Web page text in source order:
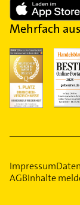
Mehrfach
Impressum
AGBInhalte